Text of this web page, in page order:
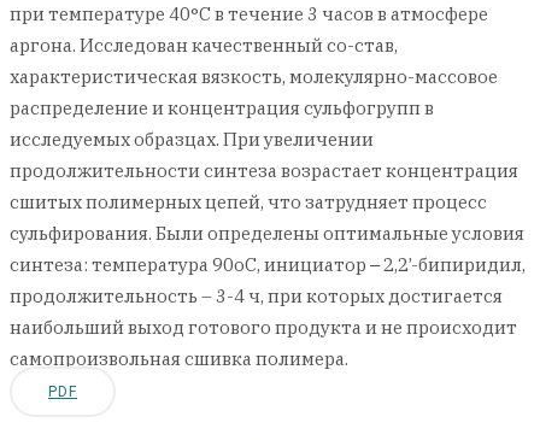
при температуре 40°С в течение 3 часов в атмосфере
аргона. Исследован качественный со-став,
характеристическая вязкость, молекулярно-массовое
распределение и концентрация сульфогрупп в
исследуемых образцах. При увеличении
продолжительности синтеза возрастает концентрация
сшитых полимерных цепей, что затрудняет процесс
сульфирования. Были определены оптимальные условия
синтеза: температура 90оС, инициатор ‒ 2,2’-бипиридил,
продолжительность – 3-4 ч, при которых достигается
наибольший выход готового продукта и не происходит
самопроизвольная сшивка полимера.
PDF